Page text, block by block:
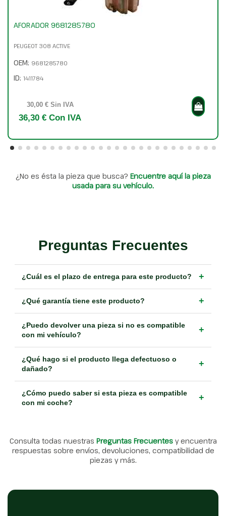
AFORADOR 9681285780
PEUGEOT 308 ACTIVE
OEM: 9681285780
ID: 1411784
30,00 € Sin IVA
36,30 € Con IVA
¿No es ésta la pieza que busca? Encuentre aquí la pieza
usada para su vehículo.
Preguntas Frecuentes
¿Cuál es el plazo de entrega para este producto? +
¿Qué garantía tiene este producto? +
¿Puedo devolver una pieza si no es compatible
con mi vehículo?
+
¿Qué hago si el producto llega defectuoso o
dañado?
+
¿Cómo puedo saber si esta pieza es compatible
con mi coche?
+
Consulta todas nuestras Preguntas Frecuentes y encuentra
respuestas sobre envíos, devoluciones, compatibilidad de
piezas y más.